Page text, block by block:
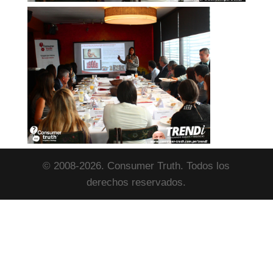
© 2008-2026. Consumer Truth. Todos los
derechos reservados.